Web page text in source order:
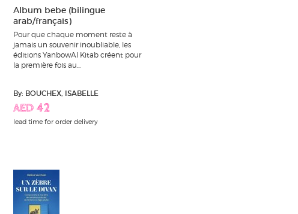
Album bebe (bilingue
arab/français)
Pour que chaque moment reste à
jamais un souvenir inoubliable, les
éditions YanbowAl Kitab créent pour
la première fois au...
By: BOUCHEX, ISABELLE
AED 42
lead time for order delivery